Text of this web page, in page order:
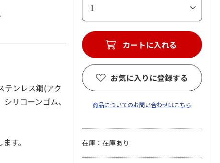
ンレス鋼(アク
リコーンゴム、
す。
カートに入れる
お気に入りに登録する
商品についてのお問い合わせはこちら
在庫：在庫あり